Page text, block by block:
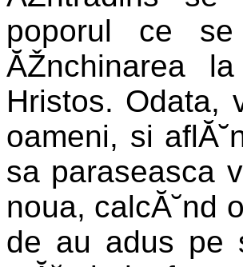
poporul ce
ĂŽnchinarea
Hristos. Odata,
oameni, si
sa paraseasca
noua, calcĂ˘nd
de au adus pe